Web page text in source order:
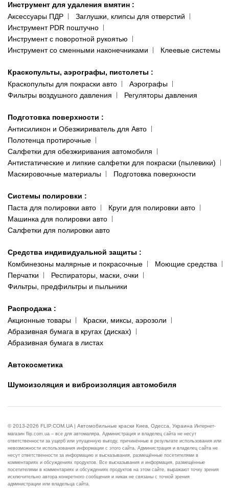
Инструмент для удаления вмятин :
Аксессуары ПДР
Заглушки, клипсы для отверстий
Инструмент PDR поштучно
Инструмент с поворотной рукоятью
Инструмент со сменными наконечниками
Клеевые системы
Краскопульты, аэрографы, пистолеты :
Краскопульты для покраски авто
Аэрографы
Фильтры воздушного давления
Регуляторы давления
Подготовка поверхности :
Антисиликон и Обезжириватель для Авто
Полотенца протирочные
Салфетки для обезжиривания автомобиля
Антистатические и липкие салфетки для покраски (пылевики)
Маскировочные материалы
Подготовка поверхности
Системы полировки :
Паста для полировки авто
Круги для полировки авто
Машинка для полировки авто
Салфетки для полировки авто
Средства индивидуальной защиты :
Комбинезоны малярные и покрасочные
Моющие средства
Перчатки
Респираторы, маски, очки
Фильтры, предфильтры и пыльники
Распродажа :
Акционные товары
Краски, миксы, аэрозоли
Абразивная бумага в кругах (дисках)
Абразивная бумага в листах
Автокосметика
Шумоизоляция и виброизоляция автомобиля
© 2013-2026 FLIP.COM.UA | Автомобильные краски Киев, Одесса, Украина Интернет-
магазин flip.com.ua – все для автомаляра. Администрация и владелец сайта не несут
ответственности за ущерб или упущенную выгоду, причинённые в результате использования или
невозможности использования информации с этого сайта. Администрация и владелец сайта не
несут ответственности за информацию и высказывания, размещённые посетителями в
комментариях и обсуждениях продуктов. Все высказывания и информация, размещённые
посетителями в комментариях и обсуждениях продуктов на этом сайте, выражают точку зрения
исключительно автора конкретного сообщения и никак не связаны с точкой зрения
администрации или владельца сайта.